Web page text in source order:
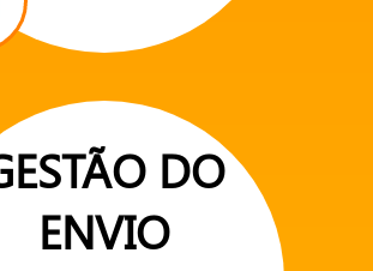
DO
ENVIO